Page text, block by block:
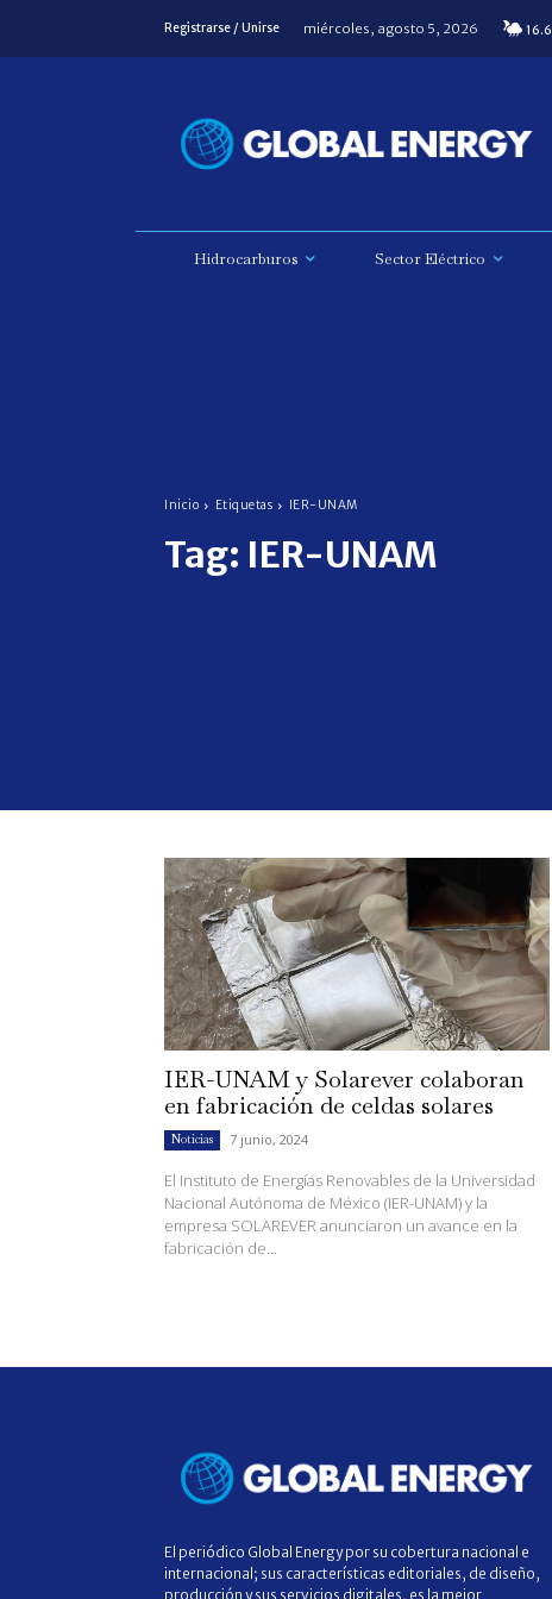
Registrarse / Unirse miércoles, agosto 5, 2026 16.6
Hidrocarburos Sector Eléctrico
Inicio Etiquetas IER-UNAM
Tag: IER-UNAM
IER-UNAM y Solarever colaboran
en fabricación de celdas solares
Noticias 7 junio, 2024
El Instituto de Energías Renovables de la Universidad
Nacional Autónoma de México (IER-UNAM) y la
empresa SOLAREVER anunciaron un avance en la
fabricación de...
El periódico Global Energy por su cobertura nacional e
internacional; sus características editoriales, de diseño,
producción y sus servicios digitales, es la mejor